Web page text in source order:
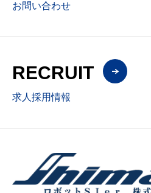
お問い合わせ
RECRUIT
求人採用情報